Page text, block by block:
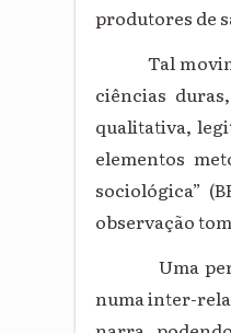
produtores de
Tal
ciências
qualitativa,
elementos
sociológica”
observação
Uma
numa inter-